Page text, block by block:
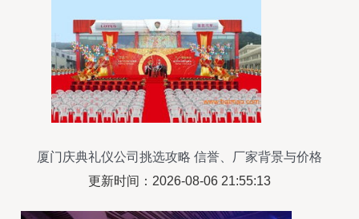
厦门庆典礼仪公司挑选攻略 信誉、厂家背景与价格
全解析
更新时间：2026-08-06 21:55:13